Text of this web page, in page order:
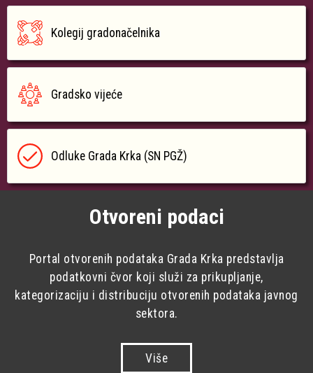
Kolegij gradonačelnika
Gradsko vijeće
Odluke Grada Krka (SN PGŽ)
Otvoreni podaci
Portal otvorenih podataka Grada Krka predstavlja
podatkovni čvor koji služi za prikupljanje,
kategorizaciju i distribuciju otvorenih podataka javnog
sektora.
Više